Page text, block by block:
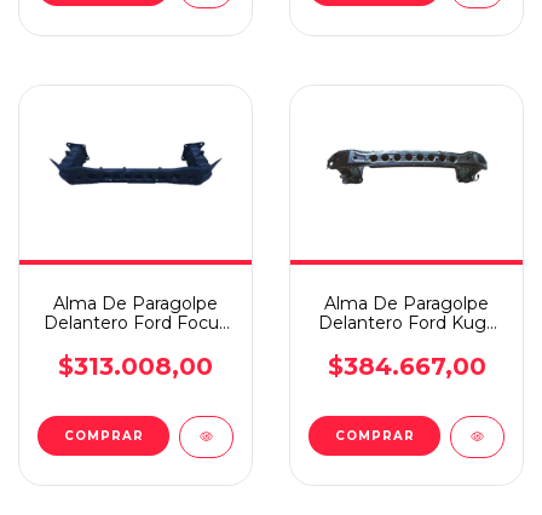
Alma De Paragolpe
Delantero Ford Focus
$313.008,00
COMPRAR
Alma De Paragolpe
Delantero Ford Kuga
$384.667,00
COMPRAR